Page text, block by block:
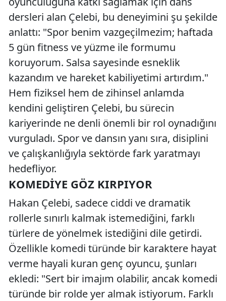
dersleri alan Çelebi, bu deneyimini şu şekilde
anlattı: "Spor benim vazgeçilmezim; haftada
5 gün fitness ve yüzme ile formumu
koruyorum. Salsa sayesinde esneklik
kazandım ve hareket kabiliyetimi artırdım."
Hem fiziksel hem de zihinsel anlamda
kendini geliştiren Çelebi, bu sürecin
kariyerinde ne denli önemli bir rol oynadığını
vurguladı. Spor ve dansın yanı sıra, disiplini
ve çalışkanlığıyla sektörde fark yaratmayı
hedefliyor.
KOMEDIYE GÖZ KIRPIYOR
Hakan Çelebi, sadece ciddi ve dramatik
rollerle sınırlı kalmak istemediğini, farklı
türlere de yönelmek istediğini dile getirdi.
Özellikle komedi türünde bir karaktere hayat
verme hayali kuran genç oyuncu, şunları
ekledi: "Sert bir imajım olabilir, ancak komedi
türünde bir rolde yer almak istiyorum. Farklı